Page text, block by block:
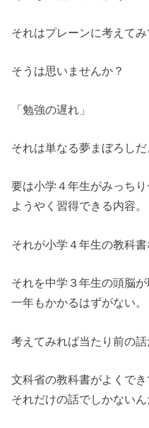
それはプレーンに考えてみ
そうは思いませんか？
「勉強の遅れ」
それは単なる夢まぼろしだ
要は小学４年生がみっち
ようやく習得できる内容。
それが小学４年生の教科書
それを中学３年生の頭脳
一年もかかるはずがない。
考えてみれば当たり前の話
文科省の教科書がよくでき
それだけの話でしかないん